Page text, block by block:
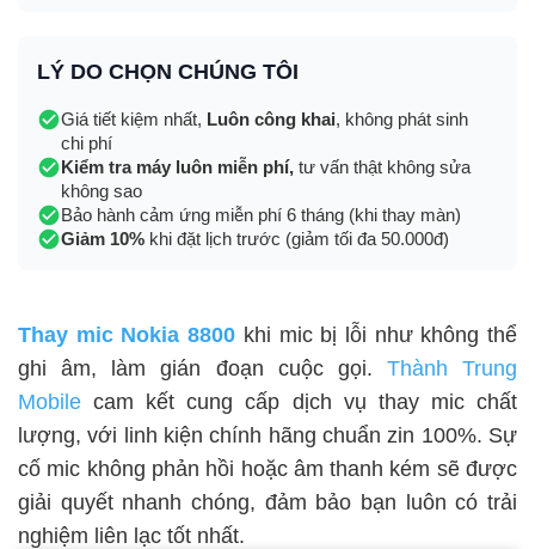
LÝ DO CHỌN CHÚNG TÔI
Giá tiết kiệm nhất, Luôn công khai, không phát sinh
chi phí
Kiểm tra máy luôn miễn phí, tư vấn thật không sửa
không sao
Bảo hành cảm ứng miễn phí 6 tháng (khi thay màn)
Giảm 10% khi đặt lịch trước (giảm tối đa 50.000đ)
Thay mic Nokia 8800 khi mic bị lỗi như không thể
ghi âm, làm gián đoạn cuộc gọi. Thành Trung
Mobile cam kết cung cấp dịch vụ thay mic chất
lượng, với linh kiện chính hãng chuẩn zin 100%. Sự
cố mic không phản hồi hoặc âm thanh kém sẽ được
giải quyết nhanh chóng, đảm bảo bạn luôn có trải
nghiệm liên lạc tốt nhất.